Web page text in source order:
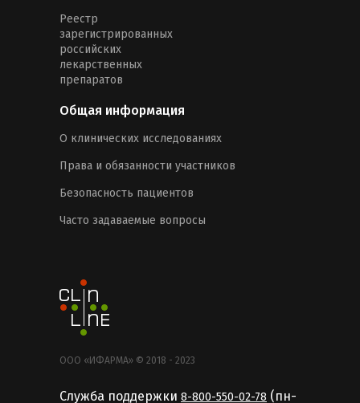
Реестр
зарегистрированных
российских
лекарственных
препаратов
Общая информация
О клинических исследованиях
Права и обязанности участников
Безопасность пациентов
Часто задаваемые вопросы
ООО «ИФАРМА» © 2018 - 2023
Служба поддержки 8-800-550-02-78 (пн-